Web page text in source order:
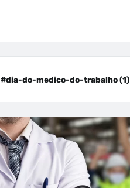
#dia-do-medico-do-trabalho (1)